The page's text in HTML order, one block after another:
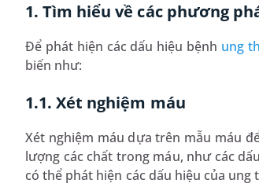
1. Tìm hiểu về các phương
Để phát hiện các dấu hiệu bệnh ung
biến như:
1.1. Xét nghiệm máu
Xét nghiệm máu dựa trên mẫu máu
lượng các chất trong máu, như các
có thể phát hiện các dấu hiệu của ung